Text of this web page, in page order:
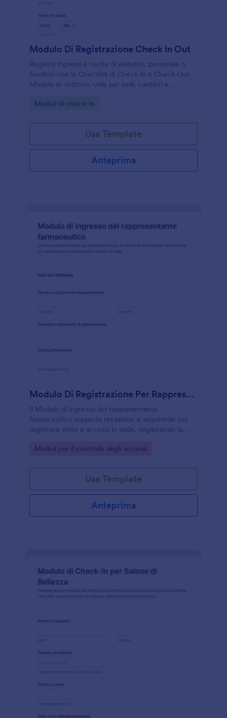
Modulo Di Registrazione Check In Out
Registra ingressi e uscite di visitatori, personale o
fornitori con la Checklist di Check In e Check Out
Modulo di Jotform, utile per sedi, cantieri e
presenze.
Go to Category:
Moduli di check-In
Usa Template
Anteprima
Modulo Di Registrazione Per Rappresentanti Farmaceutici
Il Modulo di ingresso del rappresentante
farmaceutico supporta reception e segreterie nel
registrare visite e accessi in sede, migliorando la
Jotform.
Go to Category:
Moduli per il controllo degli accessi
Usa Template
Anteprima